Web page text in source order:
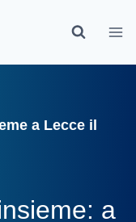
a Lecce il
a